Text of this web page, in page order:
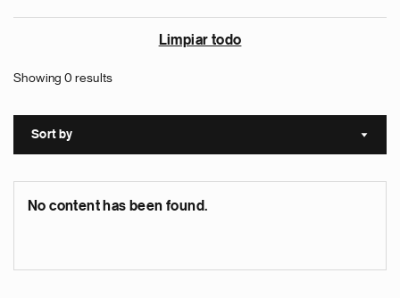
Limpiar todo
Showing 0 results
Sort by Sort
No content has been found.